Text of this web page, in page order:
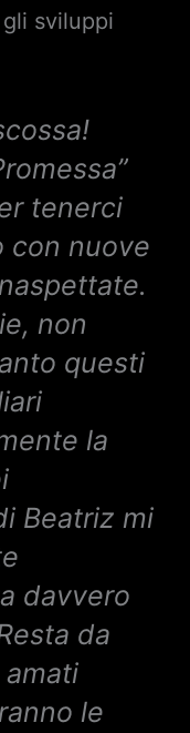
sviluppi
tenerci
con nuove
non
questi
la
Beatriz mi
davvero
da
le